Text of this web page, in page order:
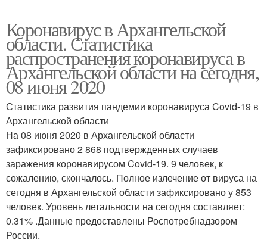
Коронавирус в Архангельской
области. Статистика
распространения коронавируса в
Архангельской области на сегодня,
08 июня 2020
Статистика развития пандемии коронавируса Covid-19 в
Архангельской области
На 08 июня 2020 в Архангельской области
зафиксировано 2 868 подтвержденных случаев
заражения коронавирусом Covid-19. 9 человек, к
сожалению, скончалось. Полное излечение от вируса на
сегодня в Архангельской области зафиксировано у 853
человек. Уровень летальности на сегодня составляет:
0.31% .Данные предоставлены Роспотребнадзором
России.